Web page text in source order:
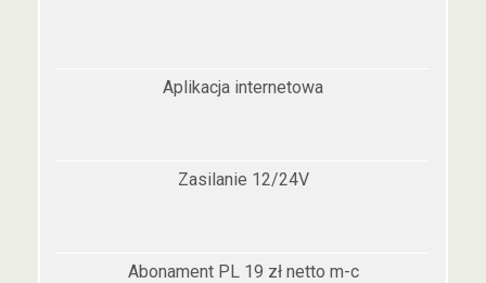
Aplikacja internetowa
Zasilanie 12/24V
Abonament PL 19 zł netto m-c